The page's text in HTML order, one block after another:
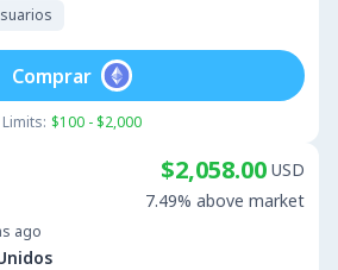
Limits: $100 - $2,000
Comprar
ago
$2,058.00 USD
7.49% above market